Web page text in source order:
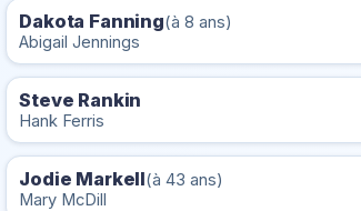
Dakota Fanning(à 8 ans)
Abigail Jennings
Steve Rankin
Hank Ferris
Jodie Markell(à 43 ans)
Mary McDill